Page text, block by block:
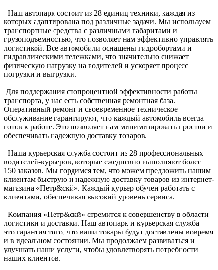
Наш автопарк состоит из 28 единиц техники, каждая из
которых адаптирована под различные задачи. Мы используем
транспортные средства с различными габаритами и
грузоподъемностью, что позволяет нам эффективно управлять
логистикой. Все автомобили оснащены гидробортами и
гидравлическими тележками, что значительно снижает
физическую нагрузку на водителей и ускоряет процесс
погрузки и выгрузки.
Для поддержания стопроцентной эффективности работы
транспорта, у нас есть собственная ремонтная база.
Оперативный ремонт и своевременное техническое
обслуживание гарантируют, что каждый автомобиль всегда
готов к работе. Это позволяет нам минимизировать простои и
обеспечивать надежную доставку товаров.
Наша курьерская служба состоит из 28 профессиональных
водителей-курьеров, которые ежедневно выполняют более
150 заказов. Мы гордимся тем, что можем предложить нашим
клиентам быструю и надежную доставку товаров из интернет-
магазина «Петр&скй». Каждый курьер обучен работать с
клиентами, обеспечивая высокий уровень сервиса.
Компания «Петр&скй» стремится к совершенству в области
логистики и доставки. Наш автопарк и курьерская служба —
это гарантия того, что ваши товары будут доставлены вовремя
и в идеальном состоянии. Мы продолжаем развиваться и
улучшать наши услуги, чтобы удовлетворять потребности
наших клиентов.